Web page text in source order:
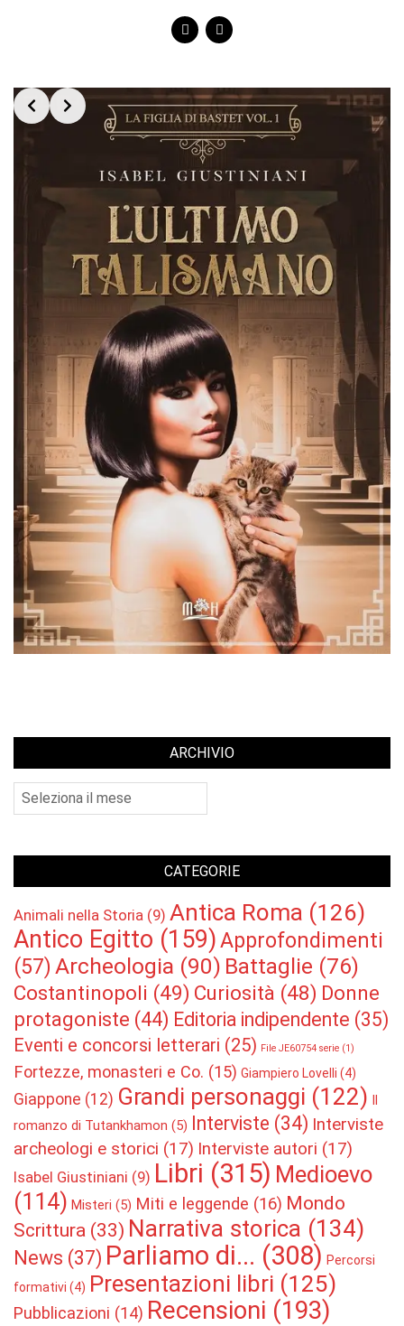
ARCHIVIO
Archivio
CATEGORIE
Animali nella Storia (9) Antica Roma (126)
Antico Egitto (159)Approfondimenti
(57) Archeologia (90) Battaglie (76)
Costantinopoli (49) Curiosità (48) Donne
protagoniste (44) Editoria indipendente (35)
Eventi e concorsi letterari (25) File JE60754 serie (1)
Fortezze, monasteri e Co. (15) Giampiero Lovelli (4)
Giappone (12) Grandi personaggi (122) Il
romanzo di Tutankhamon (5) Interviste (34) Interviste
archeologi e storici (17) Interviste autori (17)
Isabel Giustiniani (9) Libri (315) Medioevo
(114) Misteri (5) Miti e leggende (16) Mondo
Scrittura (33) Narrativa storica (134)
News (37) Parliamo di... (308) Percorsi
formativi (4) Presentazioni libri (125)
Pubblicazioni (14) Recensioni (193)